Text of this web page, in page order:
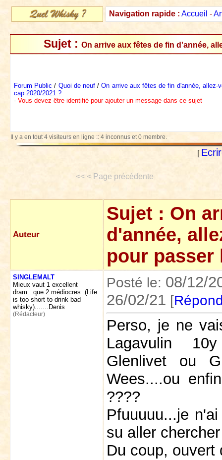
Navigation rapide : Accueil -
Sujet : On arrive aux fêtes de fin d'année,
Forum Public / Quoi de neuf /On arrive aux fêtes de fin d'année, allez-
cap 2020/2021 ?
- Vous devez être identifié pour ajouter un message dans ce sujet
Il y a en tout 4 visiteurs en ligne :: 4 inconnus et 0 membre.
[
<< < Page précédente
Auteur
Sujet : On
d'année,
pour passer
SINGLEMALT
Mieux vaut 1 excellent
dram...que 2 médiocres .(Life
is too short to drink bad
whisky).......Denis
(Rédacteur)
Posté le: 08/12/
26/02/21 [
Perso, je ne
Lagavulin
Glenlivet ou
Wees....ou
????
Pfuuuuu...je
su aller
Du coup, ouvert